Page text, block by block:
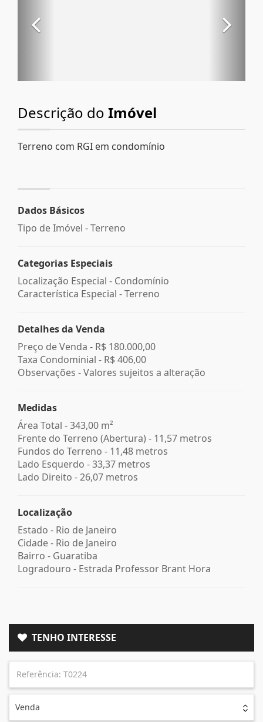
Descrição do Imóvel
Terreno com RGI em condomínio
Dados Básicos
Tipo de Imóvel - Terreno
Categorias Especiais
Localização Especial - Condomínio
Característica Especial - Terreno
Detalhes da Venda
Preço de Venda - R$ 180.000,00
Taxa Condominial - R$ 406,00
Observações - Valores sujeitos a alteração
Medidas
Área Total - 343,00 m²
Frente do Terreno (Abertura) - 11,57 metros
Fundos do Terreno - 11,48 metros
Lado Esquerdo - 33,37 metros
Lado Direito - 26,07 metros
Localização
Estado - Rio de Janeiro
Cidade - Rio de Janeiro
Bairro - Guaratiba
Logradouro - Estrada Professor Brant Hora
TENHO INTERESSE
Venda